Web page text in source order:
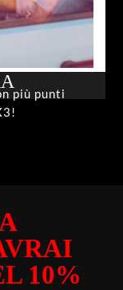
più punti
10%